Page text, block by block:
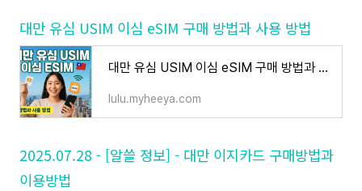
대만 유심 USIM 이심 eSIM 구매 방법과 사용 방법
대만 유심 USIM 이심 eSIM 구매 방법과 사용 방법
lulu.myheeya.com
2025.07.28 - [알쓸 정보] - 대만 이지카드 구매방법과
이용방법